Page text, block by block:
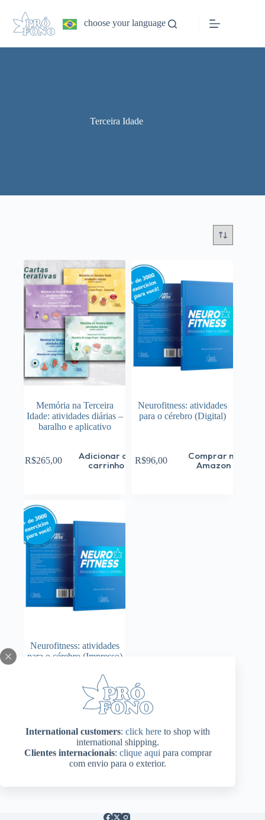
conteúdo
International customers: click here to shop with
international shipping.
Clientes internacionais: clique aqui para comprar
com envio para o exterior.
choose your language
Terceira Idade
Memória na Terceira
Idade: atividades diárias –
baralho e aplicativo
R$265,00
Adicionar ao
carrinho
Neurofitness: atividades
para o cérebro (Digital)
R$96,00
Comprar na
Amazon
Neurofitness: atividades
para o cérebro (Impresso)
Adicionar ao
carrinho